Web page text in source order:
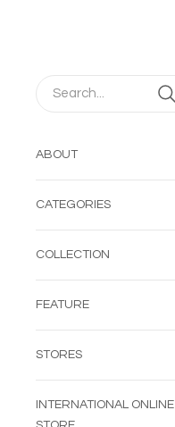
ABOUT
CATEGORIES
COLLECTION
FEATURE
STORES
INTERNATIONAL ONLINE